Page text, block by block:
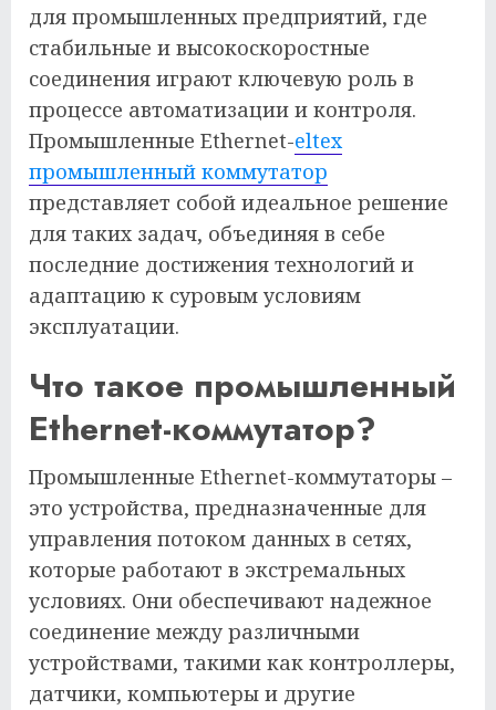
для промышленных предприятий, где
стабильные и высокоскоростные
соединения играют ключевую роль в
процессе автоматизации и контроля.
Промышленные Ethernet-eltex
промышленный коммутатор
представляет собой идеальное решение
для таких задач, объединяя в себе
последние достижения технологий и
адаптацию к суровым условиям
эксплуатации.
Что такое промышленный
Ethernet-коммутатор?
Промышленные Ethernet-коммутаторы –
это устройства, предназначенные для
управления потоком данных в сетях,
которые работают в экстремальных
условиях. Они обеспечивают надежное
соединение между различными
устройствами, такими как контроллеры,
датчики, компьютеры и другие